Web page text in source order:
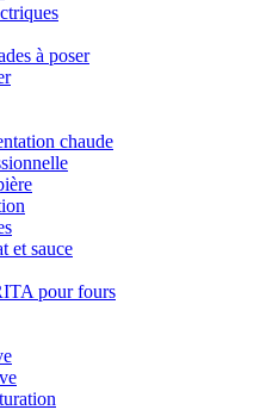
à poser
chaude
et sauce
pour fours